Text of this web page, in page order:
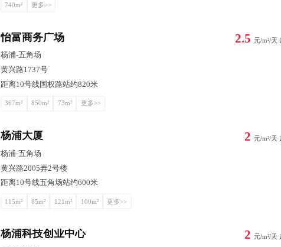
740m² 更多>>
怡富商务广场 2.5 元/m²/天
杨浦-五角场
黄兴路1737号
距离10号线国权路站约820米
367m² 850m² 73m² 更多>>
杨浦大厦 2 元/m²/天
杨浦-五角场
黄兴路2005弄2号楼
距离10号线五角场站约600米
115m² 85m² 121m² 100m² 更多>>
杨浦科技创业中心 2 元/m²/天